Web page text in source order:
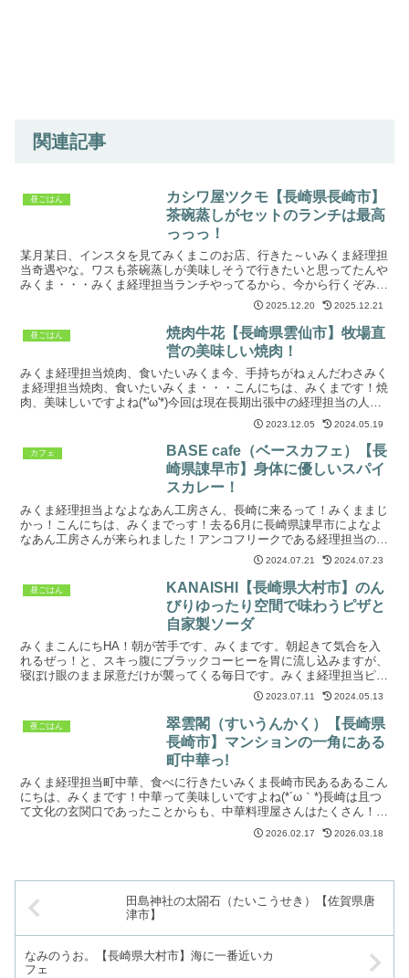
関連記事
昼ごはん
カシワ屋ツクモ【長崎県長崎市】
茶碗蒸しがセットのランチは最高
っっっ！
某月某日、インスタを見てみくまこのお店、行きた～いみくま経理担
当奇遇やな。ワスも茶碗蒸しが美味しそうで行きたいと思ってたんや
みくま・・・みくま経理担当ランチやってるから、今から行くぞみく
ま（一人で夜に行って、日本酒吞みながら楽しみたかったな...
2025.12.20 2025.12.21
昼ごはん
焼肉牛花【長崎県雲仙市】牧場直
営の美味しい焼肉！
みくま経理担当焼肉、食いたいみくま今、手持ちがねぇんだわさみく
ま経理担当焼肉、食いたいみくま・・・こんにちは、みくまです！焼
肉、美味しいですよね(*'ω'*)今回は現在長期出張中の経理担当の人の
要望で焼肉を食べに行きました。訪店は2023年...2023.12.05 2024.05.19
カフェ
BASE cafe（ベースカフェ）【長
崎県諌早市】身体に優しいスパイ
スカレー！
みくま経理担当よなよなあん工房さん、長崎に来るって！みくままじ
かっ！こんにちは、みくまでっす！去る6月に長崎県諌早市によなよ
なあん工房さんが来られました！アンコフリークである経理担当の人
は当然行きたくて(*'ω'*)その折に行きつけのカフェ...2024.07.21 2024.07.23
昼ごはん
KANAISHI【長崎県大村市】のん
びりゆったり空間で味わうピザと
自家製ソーダ
みくまこんにちHA！朝が苦手です、みくまです。朝起きて気合を入
れるぜっ！と、スキっ腹にブラックコーヒーを胃に流し込みますが、
寝ぼけ眼のまま尿意だけが襲ってくる毎日です。みくま経理担当ピザ
食わせろっ！みくま・・・で、経理担当の人が早朝から要求...
2023.07.11 2024.05.13
夜ごはん
翠雲閣（すいうんかく）【長崎県
長崎市】マンションの一角にある
町中華っ!
みくま経理担当町中華、食べに行きたいみくま長崎市民あるあるこん
にちは、みくまです！中華って美味しいですよね(*´ω｀*)長崎は且つ
て文化の玄関口であったことからも、中華料理屋さんはたくさん！ほ
いで経理担当の人は生粋の長崎市民。町中華を時々摂...
2026.02.17 2026.03.18
田島神社の太閤石（たいこうせき）【佐賀県唐
津市】
なみのうお。【長崎県大村市】海に一番近いカ
フェ